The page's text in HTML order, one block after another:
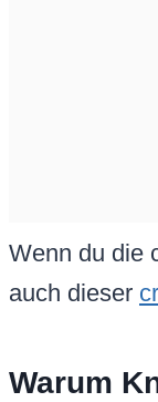
Wenn du die
auch dieser
Warum